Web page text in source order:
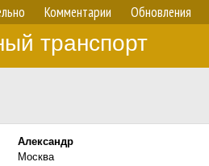
Комментарии Обновления
транспорт
Александр
Москва